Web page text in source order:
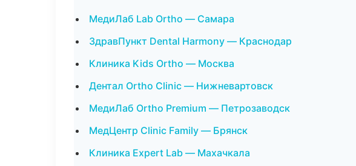
МедиЛаб Lab Ortho — Самара
ЗдравПункт Dental Harmony — Краснодар
Клиника Kids Ortho — Москва
Дентал Ortho Clinic — Нижневартовск
МедиЛаб Ortho Premium — Петрозаводск
МедЦентр Clinic Family — Брянск
Клиника Expert Lab — Махачкала